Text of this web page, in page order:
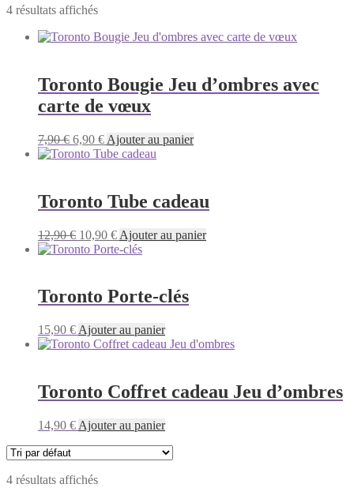
4 résultats affichés
Toronto Bougie Jeu d’ombres avec
carte de vœux
7,90€ Le
prix
7,90 €.
6,90 €Le
prix
6,90 €.
Ajouter au panier
Toronto Tube cadeau
12,90€ Le
prix
12,90 €.
10,90 €Le
prix
10,90 €.
Ajouter au panier
Toronto Porte-clés
15,90 € Ajouter au panier
Toronto Coffret cadeau Jeu d’ombres
14,90 € Ajouter au panier
4 résultats affichés